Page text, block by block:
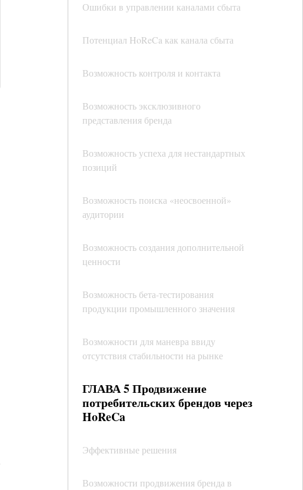
Ошибки в управлении каналами сбыта
Потенциал HoReCa как канала сбыта
Возможность контроля и контакта
Возможность эксклюзивного
представления бренда
Возможность успеха для нестандартных
позиций
Возможность поиска «неосвоенной»
аудитории
Возможность создания дополнительной
ценности
Возможность бета-тестирования
продукции промышленного значения
Возможности для маневра ввиду
отсутствия стабильности на рынке
ГЛАВА 5 Продвижение
потребительских брендов через
HoReCa
Эффективные решения
Возможности продвижения бренда в